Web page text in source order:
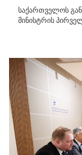
საქართველოს
მინისტრის